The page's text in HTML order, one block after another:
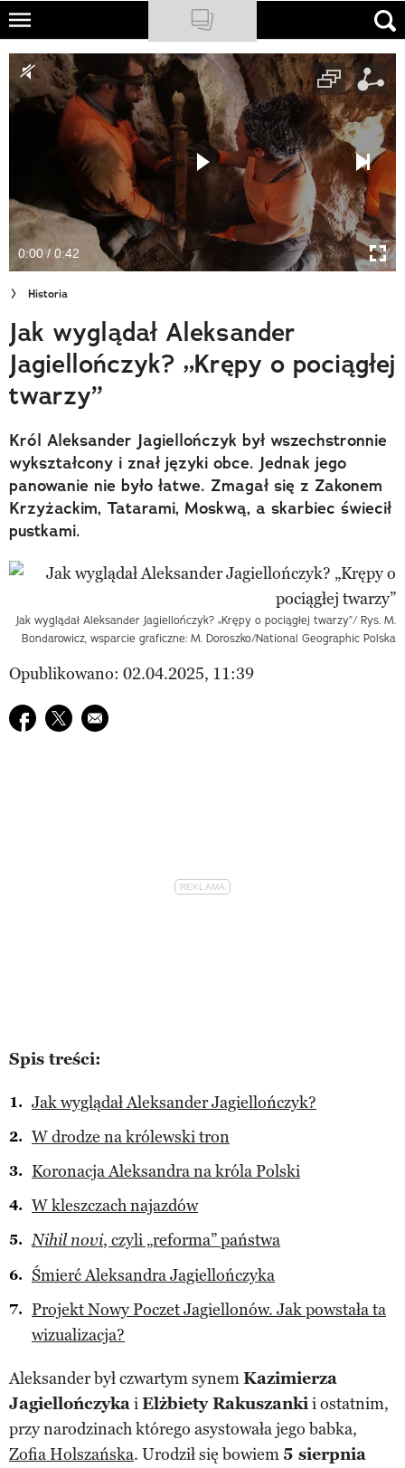
Skip
main
content
NATIONAL GEOGRAPHIC
TRAVELER
PODCASTY
Newsletter
Cuda Polski
Wielki Konkurs Fotograficzny
Trendbook Podróżniczy
Polecane
0:00 / 0:42
Historia
Jak wyglądał Aleksander
Jagiellończyk? „Krępy o pociągłej
twarzy”
Król Aleksander Jagiellończyk był wszechstronnie
wykształcony i znał języki obce. Jednak jego
panowanie nie było łatwe. Zmagał się z Zakonem
Krzyżackim, Tatarami, Moskwą, a skarbiec świecił
pustkami.
Jak wyglądał Aleksander Jagiellończyk? „Krępy o pociągłej twarzy”/ Rys. M.
Bondarowicz, wsparcie graficzne: M. Doroszko/National Geographic Polska
Opublikowano: 02.04.2025, 11:39
Udostępnij na facebook
Udostępnij na twitter
E-mail do przyjaciela
Spis treści:
Jak wyglądał Aleksander Jagiellończyk?
W drodze na królewski tron
Koronacja Aleksandra na króla Polski
W kleszczach najazdów
Nihil novi, czyli „reforma” państwa
Śmierć Aleksandra Jagiellończyka
Projekt Nowy Poczet Jagiellonów. Jak powstała ta
wizualizacja?
Aleksander był czwartym synemKazimierza
JagiellończykaiElżbiety Rakuszankii ostatnim,
przy narodzinach którego asystowała jego babka,
Zofia Holszańska. Urodził się bowiem 5 sierpnia